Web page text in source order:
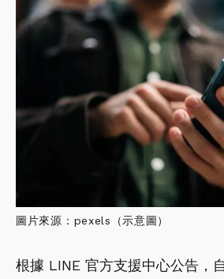
圖片來源：pexels（示意圖）
根據 LINE 官方支援中心公告，